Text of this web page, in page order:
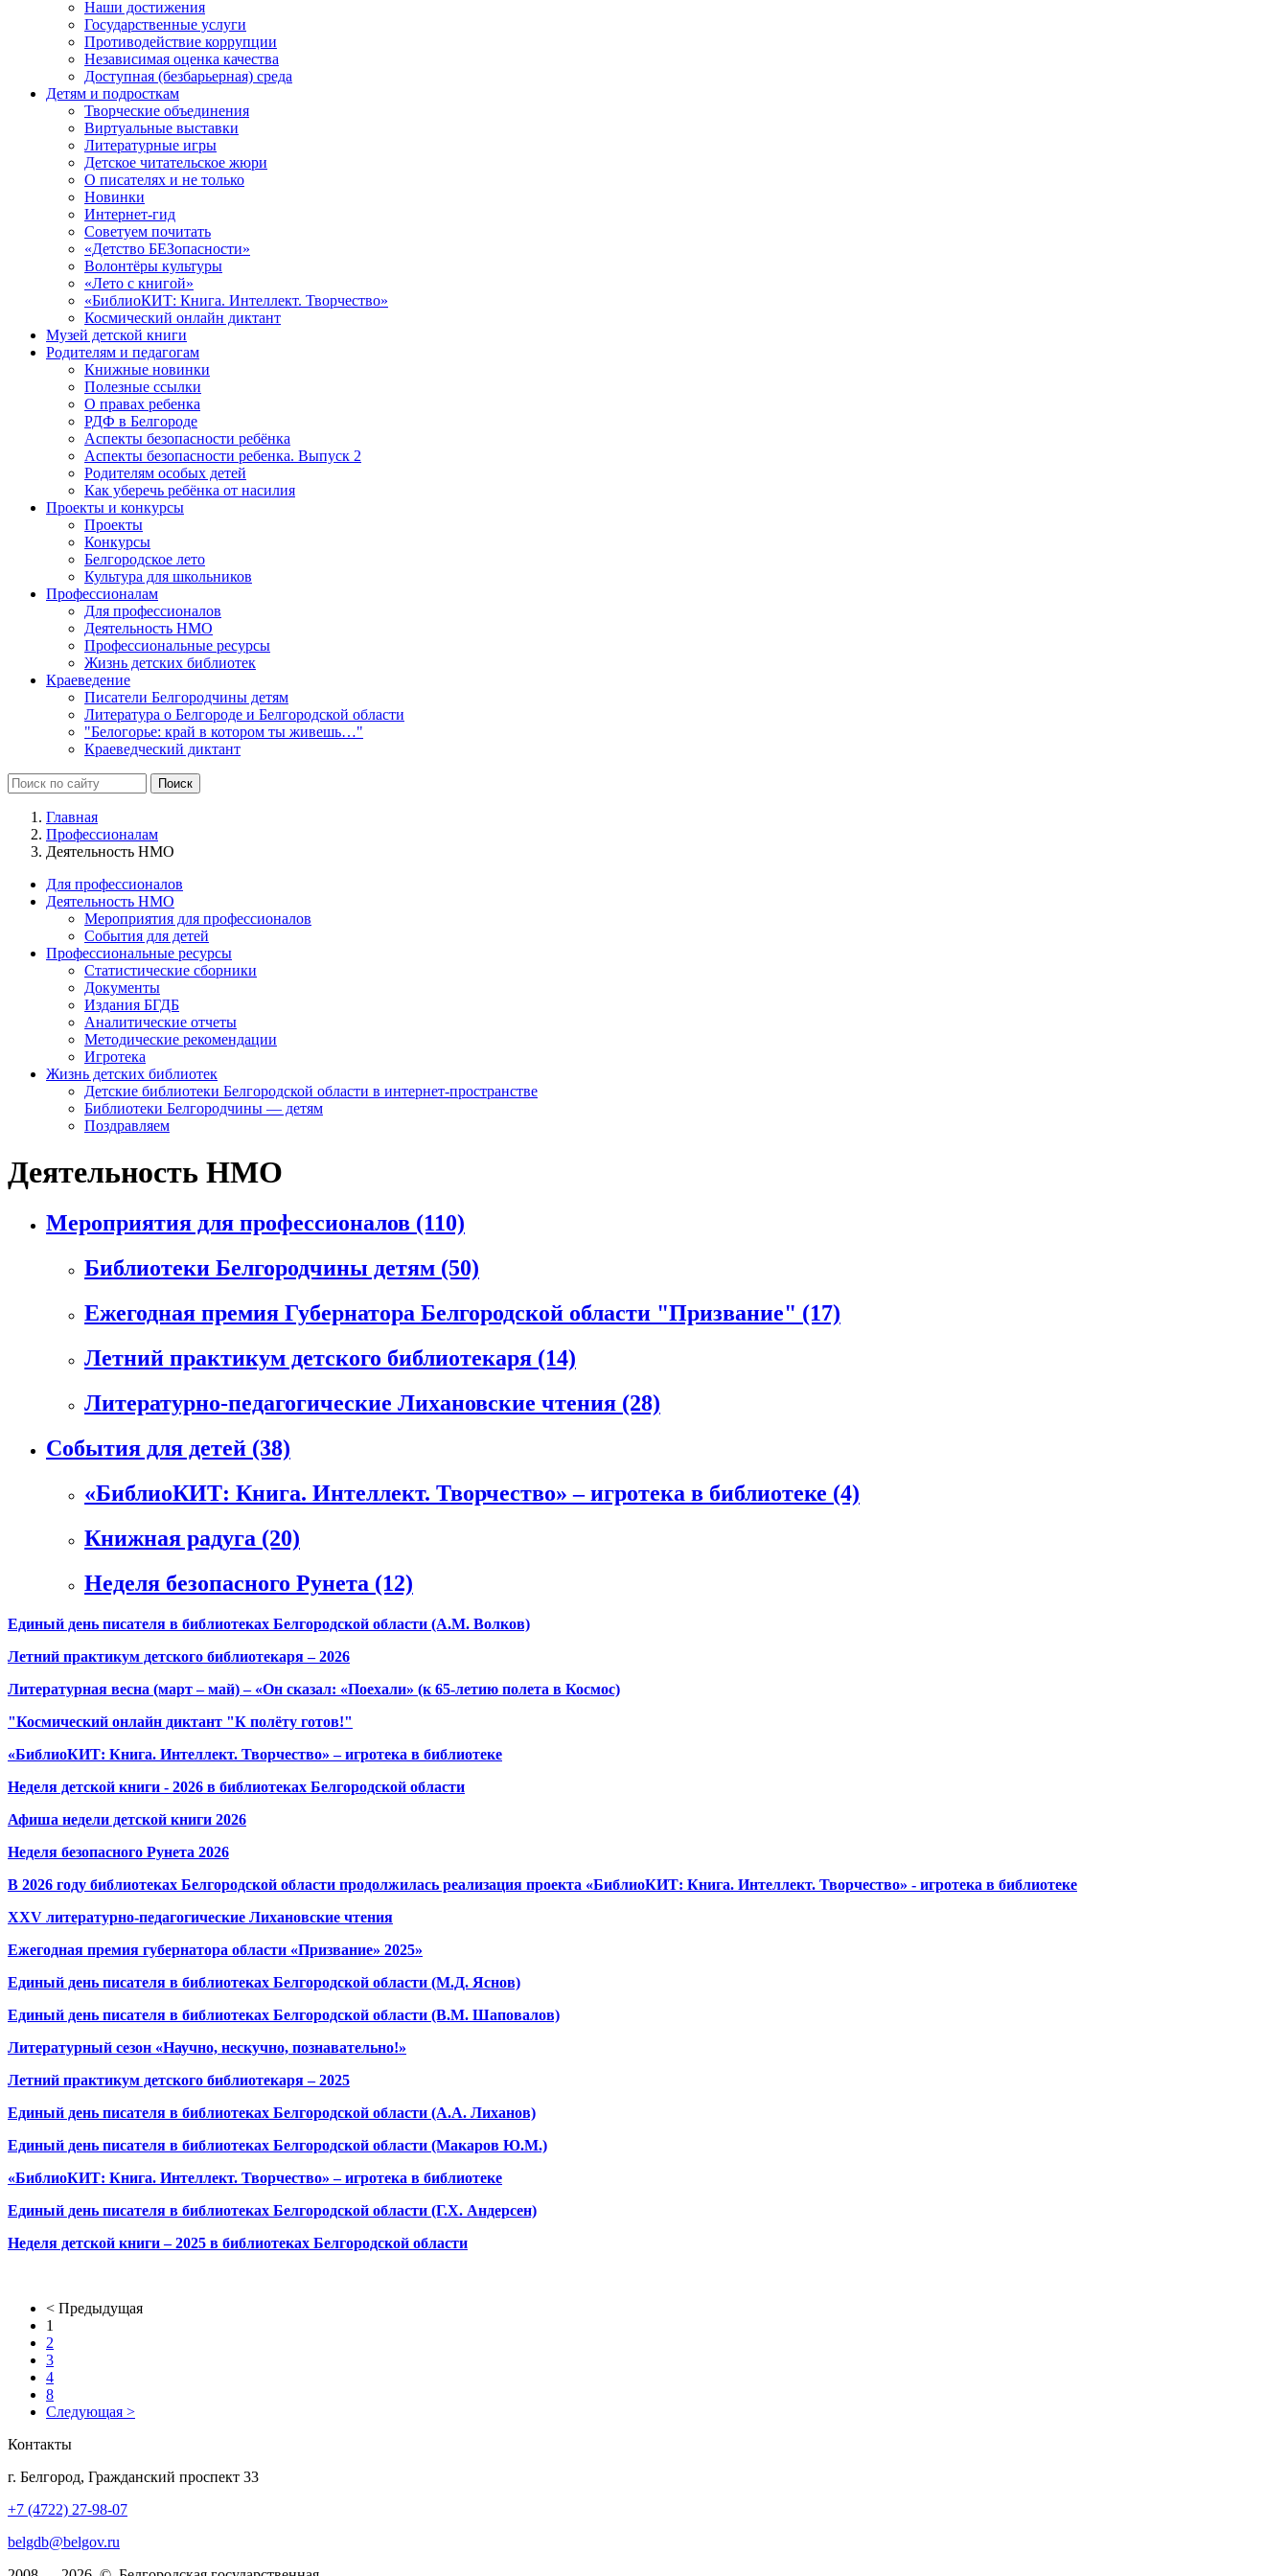
Наши достижения
Государственные услуги
Противодействие коррупции
Независимая оценка качества
Доступная (безбарьерная) среда
Детям и подросткам
Творческие объединения
Виртуальные выставки
Литературные игры
Детское читательское жюри
О писателях и не только
Новинки
Интернет-гид
Советуем почитать
«Детство БЕЗопасности»
Волонтёры культуры
«Лето с книгой»
«БиблиоКИТ: Книга. Интеллект. Творчество»
Космический онлайн диктант
Музей детской книги
Родителям и педагогам
Книжные новинки
Полезные ссылки
О правах ребенка
РДФ в Белгороде
Аспекты безопасности ребёнка
Аспекты безопасности ребенка. Выпуск 2
Родителям особых детей
Как уберечь ребёнка от насилия
Проекты и конкурсы
Проекты
Конкурсы
Белгородское лето
Культура для школьников
Профессионалам
Для профессионалов
Деятельность НМО
Профессиональные ресурсы
Жизнь детских библиотек
Краеведение
Писатели Белгородчины детям
Литература о Белгороде и Белгородской области
"Белогорье: край в котором ты живешь…"
Краеведческий диктант
Главная
Профессионалам
Деятельность НМО
Для профессионалов
Деятельность НМО
Мероприятия для профессионалов
События для детей
Профессиональные ресурсы
Статистические сборники
Документы
Издания БГДБ
Аналитические отчеты
Методические рекомендации
Игротека
Жизнь детских библиотек
Детские библиотеки Белгородской области в интернет-пространстве
Библиотеки Белгородчины — детям
Поздравляем
Деятельность НМО
Мероприятия для профессионалов (110)
Библиотеки Белгородчины детям (50)
Ежегодная премия Губернатора Белгородской области "Призвание" (17)
Летний практикум детского библиотекаря (14)
Литературно-педагогические Лихановские чтения (28)
События для детей (38)
«БиблиоКИТ: Книга. Интеллект. Творчество» – игротека в библиотеке (4)
Книжная радуга (20)
Неделя безопасного Рунета (12)
Единый день писателя в библиотеках Белгородской области (А.М. Волков)
Летний практикум детского библиотекаря – 2026
Литературная весна (март – май) – «Он сказал: «Поехали» (к 65-летию полета в Космос)
"Космический онлайн диктант "К полёту готов!"
«БиблиоКИТ: Книга. Интеллект. Творчество» – игротека в библиотеке
Неделя детской книги - 2026 в библиотеках Белгородской области
Афиша недели детской книги 2026
Неделя безопасного Рунета 2026
В 2026 году библиотеках Белгородской области продолжилась реализация проекта «БиблиоКИТ: Книга. Интеллект. Творчество» - игротека в библиотеке
XXV литературно-педагогические Лихановские чтения
Ежегодная премия губернатора области «Призвание» 2025»
Единый день писателя в библиотеках Белгородской области (М.Д. Яснов)
Единый день писателя в библиотеках Белгородской области (В.М. Шаповалов)
Литературный сезон «Научно, нескучно, познавательно!»
Летний практикум детского библиотекаря – 2025
Единый день писателя в библиотеках Белгородской области (А.А. Лиханов)
Единый день писателя в библиотеках Белгородской области (Макаров Ю.М.)
«БиблиоКИТ: Книга. Интеллект. Творчество» – игротека в библиотеке
Единый день писателя в библиотеках Белгородской области (Г.Х. Андерсен)
Неделя детской книги – 2025 в библиотеках Белгородской области
< Предыдущая
1
2
3
4
8
Следующая >
Контакты
г. Белгород, Гражданский проспект 33
+7 (4722) 27-98-07
belgdb@belgov.ru